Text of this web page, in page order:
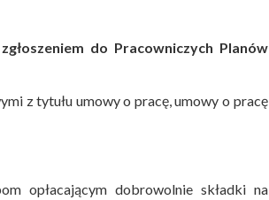
do Pracowniczych Planów
z tytułu umowy o pracę, umowy o pracę
opłacającym dobrowolnie składki na